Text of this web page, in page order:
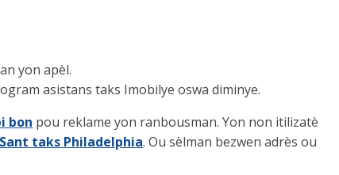
yon apèl.
asistans taks Imobilye oswa diminye.
bon pou reklame yon ranbousman. Yon non itilizatè
Sant taks Philadelphia. Ou sèlman bezwen adrès ou